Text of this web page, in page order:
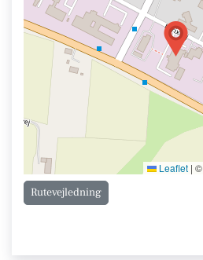
Leaflet | ©
Rutevejledning